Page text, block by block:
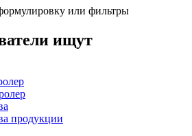
или фильтры
ищут
продукции